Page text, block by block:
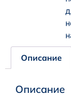
Описание
Описание